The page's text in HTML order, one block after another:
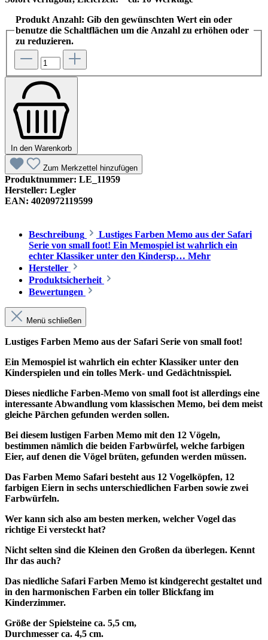
Produkt Anzahl: Gib den gewünschten Wert ein oder
benutze die Schaltflächen um die Anzahl zu erhöhen oder
zu reduzieren.
In den Warenkorb
Zum Merkzettel hinzufügen
Produktnummer: LE_11959
Hersteller: Legler
EAN: 4020972119599
Beschreibung
Lustiges Farben Memo aus der Safari
Serie von small foot! Ein Memospiel ist wahrlich ein
echter Klassiker unter den Kindersp… Mehr
Hersteller
Produktsicherheit
Bewertungen
Menü schließen
Lustiges Farben Memo aus der Safari Serie von small foot!
Ein Memospiel ist wahrlich ein echter Klassiker unter den
Kinderspielen und ein tolles Merk- und Gedächtnisspiel.
Dieses niedliche Farben-Memo von small foot ist allerdings eine
interessante Abwandlung vom klassischen Memo, bei dem meist
gleiche Pärchen gefunden werden sollen.
Bei diesem lustigen Farben Memo mit den 12 Vögeln,
bestimmen nämlich die beiden Farbwürfel, welche farbigen
Eier, auf denen die Vögel brüten, gefunden werden müssen.
Das Farben Memo Safari besteht aus 12 Vogelköpfen, 12
farbigen Eiern in sechs unterschiedlichen Farben sowie zwei
Farbwürfeln.
Wer kann sich also am besten merken, welcher Vogel das
richtige Ei versteckt hat?
Nicht selten sind die Kleinen den Großen da überlegen. Kennt
Ihr das auch?
Das niedliche Safari Farben Memo ist kindgerecht gestaltet und
in den harmonischen Farben ein toller Blickfang im
Kinderzimmer.
Größe der Spielsteine ca. 5,5 cm,
Durchmesser ca. 4,5 cm.